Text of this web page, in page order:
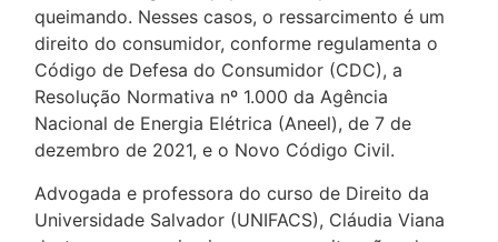
queimando. Nesses casos, o ressarcimento é um
direito do consumidor, conforme regulamenta o
Código de Defesa do Consumidor (CDC), a
Resolução Normativa nº 1.000 da Agência
Nacional de Energia Elétrica (Aneel), de 7 de
dezembro de 2021, e o Novo Código Civil.
Advogada e professora do curso de Direito da
Universidade Salvador (UNIFACS), Cláudia Viana